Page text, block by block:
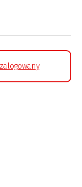
zalogowany